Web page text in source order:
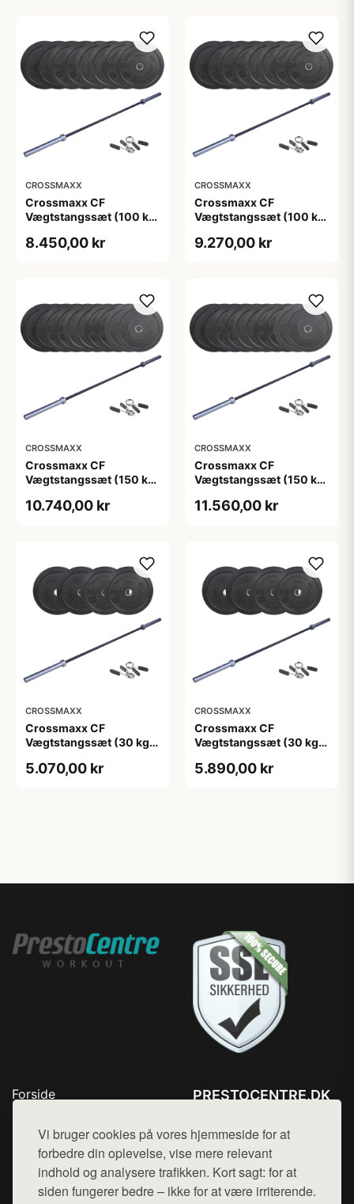
Vi bruger cookies på vores hjemmeside for at
forbedre din oplevelse, vise mere relevant
indhold og analysere trafikken. Kort sagt: for at
siden fungerer bedre – ikke for at være irriterende.
CROSSMAXX
Crossmaxx CF
Vægtstangssæt (100 kg
vægtstang). Perfekt til
8.450,00 kr
CROSSMAXX
Crossmaxx CF
Vægtstangssæt (100 kg
vægtstang). Perfekt til
9.270,00 kr
CROSSMAXX
Crossmaxx CF
Vægtstangssæt (150 kg
vægtstang). Perfekt til
10.740,00 kr
CROSSMAXX
Crossmaxx CF
Vægtstangssæt (150 kg
vægtstang). Perfekt til
11.560,00 kr
CROSSMAXX
Crossmaxx CF
Vægtstangssæt (30 kg
vægtstang). Perfekt til
5.070,00 kr
CROSSMAXX
Crossmaxx CF
Vægtstangssæt (30 kg
vægtstang). Perfekt til
5.890,00 kr
Forside
Top Rabatter
Kontakt
PRESTOCENTRE.DK
Mail: hej@want.dk
Cookie- og privatlivspolitik